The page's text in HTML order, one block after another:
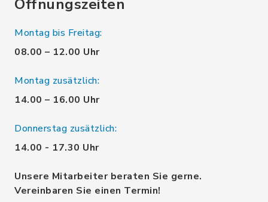
Öffnungszeiten
Montag bis Freitag:
08.00 – 12.00 Uhr
Montag zusätzlich:
14.00 – 16.00 Uhr
Donnerstag zusätzlich:
14.00 - 17.30 Uhr
Unsere Mitarbeiter beraten Sie gerne.
Vereinbaren Sie einen Termin!